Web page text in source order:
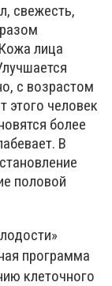
свежесть,
лица
с возрастом
этого человек
более
В
половой
программа
клеточного